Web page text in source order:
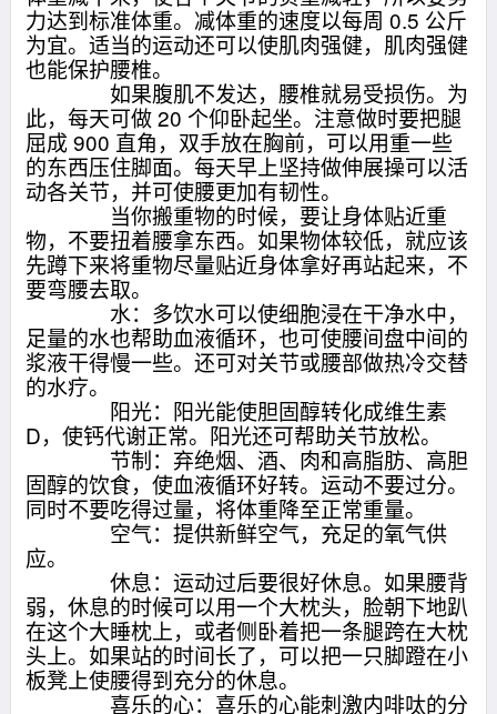
力达到标准体重。减体重的速度以每周 0.5 公斤
为宜。适当的运动还可以使肌肉强健，肌肉强健
也能保护腰椎。
如果腹肌不发达，腰椎就易受损伤。为
此，每天可做 20 个仰卧起坐。注意做时要把腿
屈成 900 直角，双手放在胸前，可以用重一些
的东西压住脚面。每天早上坚持做伸展操可以活
动各关节，并可使腰更加有韧性。
当你搬重物的时候，要让身体贴近重
物，不要扭着腰拿东西。如果物体较低，就应该
先蹲下来将重物尽量贴近身体拿好再站起来，不
要弯腰去取。
水：多饮水可以使细胞浸在干净水中，
足量的水也帮助血液循环，也可使腰间盘中间的
浆液干得慢一些。还可对关节或腰部做热冷交替
的水疗。
阳光：阳光能使胆固醇转化成维生素
D，使钙代谢正常。阳光还可帮助关节放松。
节制：弃绝烟、酒、肉和高脂肪、高胆
固醇的饮食，使血液循环好转。运动不要过分。
同时不要吃得过量，将体重降至正常重量。
空气：提供新鲜空气，充足的氧气供
应。
休息：运动过后要很好休息。如果腰背
弱，休息的时候可以用一个大枕头，脸朝下地趴
在这个大睡枕上，或者侧卧着把一条腿跨在大枕
头上。如果站的时间长了，可以把一只脚蹬在小
板凳上使腰得到充分的休息。
喜乐的心：喜乐的心能刺激内啡呔的分